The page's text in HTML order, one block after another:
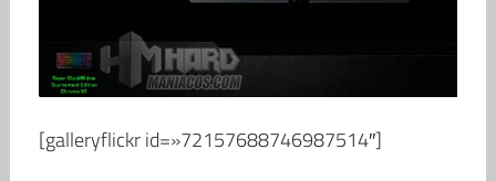
[galleryflickr id=»72157688746987514″]